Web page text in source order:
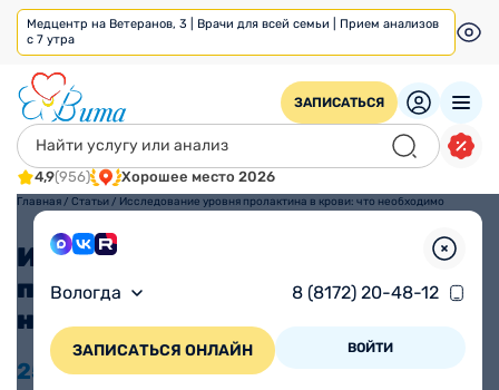
Медцентр на Ветеранов, 3 | Врачи для всей семьи | Прием анализов
с 7 утра
ЗАПИСАТЬСЯ
4,9(956) Хорошее место 2026
Вологда 8 (8172) 20-48-12
ЗАПИСАТЬСЯ ОНЛАЙН ВОЙТИ
Главная / Статьи / Исследование уровня пролактина в крови: что необходимо
Исследование уровня
пролактина в крови: что
необходимо знать?
25.12
Время прочтения